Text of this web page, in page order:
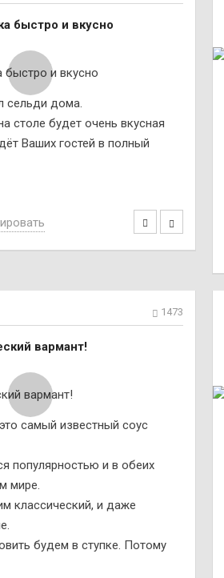
быстро и вкусно
сельди дома.
столе будет очень вкусная
Ваших гостей в полный
1473
вармант!
самый известный соус
популярностью и в обеих
мире.
классический, и даже
будем в ступке. Потому